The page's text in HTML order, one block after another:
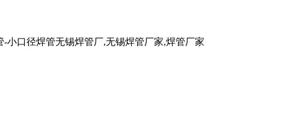
小口径焊管无锡焊管厂,无锡焊管厂家,焊管厂家